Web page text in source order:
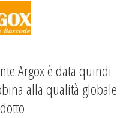
Argox è data quindi
alla qualità globale